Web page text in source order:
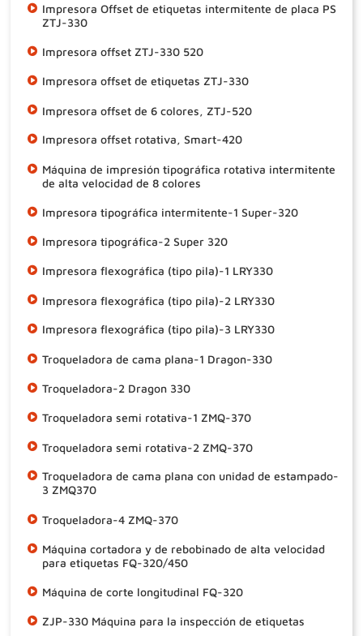
Impresora Offset de etiquetas intermitente de placa PS
ZTJ-330
Impresora offset ZTJ-330 520
Impresora offset de etiquetas ZTJ-330
Impresora offset de 6 colores, ZTJ-520
Impresora offset rotativa, Smart-420
Máquina de impresión tipográfica rotativa intermitente
de alta velocidad de 8 colores
Impresora tipográfica intermitente-1 Super-320
Impresora tipográfica-2 Super 320
Impresora flexográfica (tipo pila)-1 LRY330
Impresora flexográfica (tipo pila)-2 LRY330
Impresora flexográfica (tipo pila)-3 LRY330
Troqueladora de cama plana-1 Dragon-330
Troqueladora-2 Dragon 330
Troqueladora semi rotativa-1 ZMQ-370
Troqueladora semi rotativa-2 ZMQ-370
Troqueladora de cama plana con unidad de estampado-
3 ZMQ370
Troqueladora-4 ZMQ-370
Máquina cortadora y de rebobinado de alta velocidad
para etiquetas FQ-320/450
Máquina de corte longitudinal FQ-320
ZJP-330 Máquina para la inspección de etiquetas